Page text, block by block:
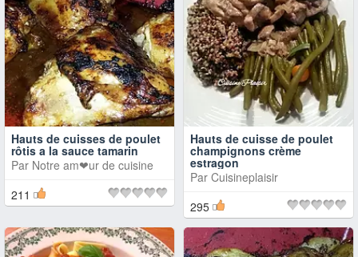
Hauts de cuisses de poulet
rôtis a la sauce tamarin
Par Notre am❤ur de cuisine
211
Hauts de cuisse de poulet
champignons crème
estragon
Par Cuisineplaisir
295